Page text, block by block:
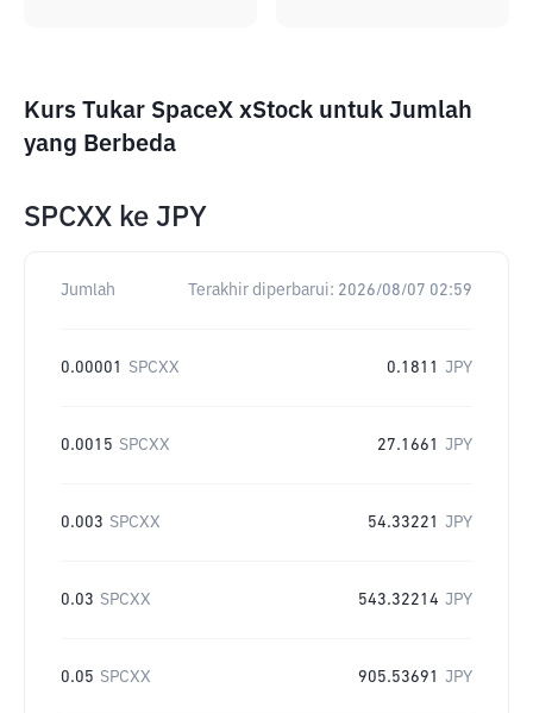
Kurs Tukar SpaceX xStock untuk Jumlah
yang Berbeda
SPCXX ke JPY
Jumlah Terakhir diperbarui: 2026/08/07 02:59
0.00001 SPCXX 0.1811 JPY
0.0015 SPCXX 27.1661 JPY
0.003 SPCXX 54.33221 JPY
0.03 SPCXX 543.32214 JPY
0.05 SPCXX 905.53691 JPY